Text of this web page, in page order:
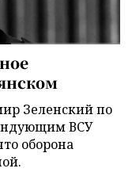
Зеленский по
ВСУ
оборона